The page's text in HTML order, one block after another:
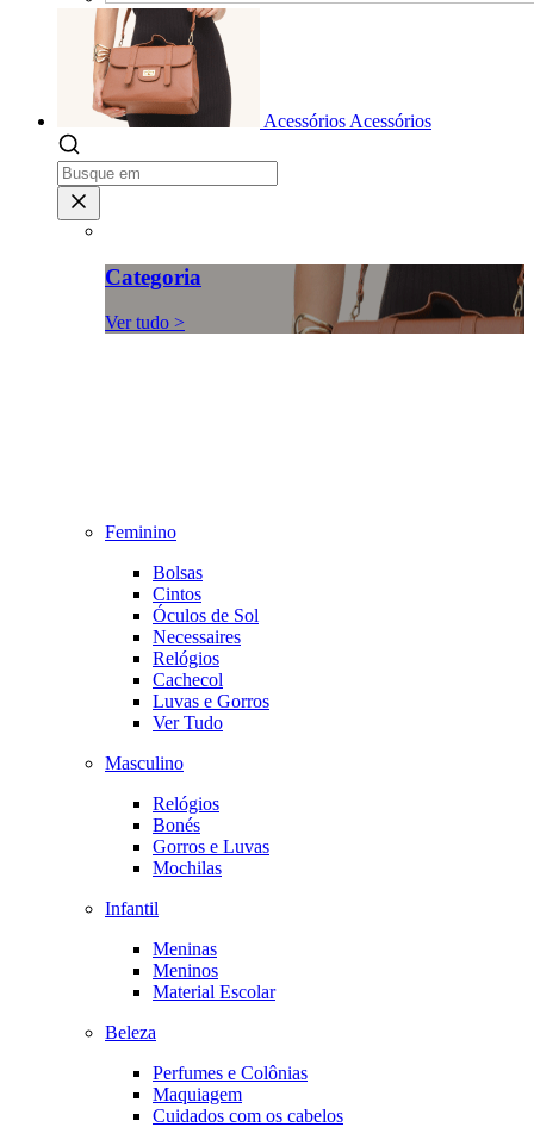
Acessórios Acessórios
Categoria
Ver tudo >
Feminino
Bolsas
Cintos
Óculos de Sol
Necessaires
Relógios
Cachecol
Luvas e Gorros
Ver Tudo
Masculino
Relógios
Bonés
Gorros e Luvas
Mochilas
Infantil
Meninas
Meninos
Material Escolar
Beleza
Perfumes e Colônias
Maquiagem
Cuidados com os cabelos